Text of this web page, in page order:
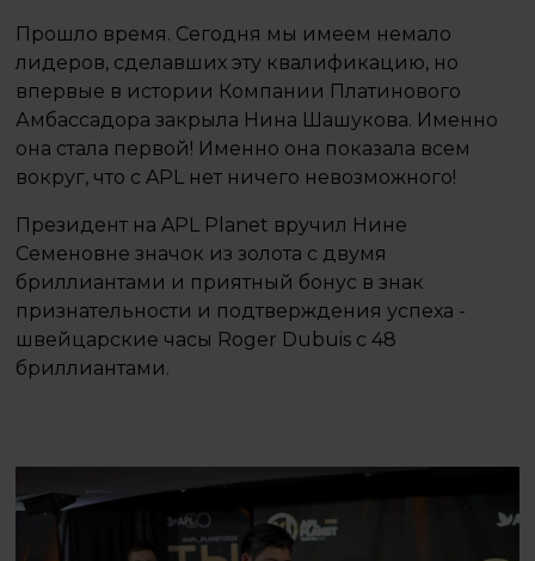
Прошло время. Сегодня мы имеем немало
лидеров, сделавших эту квалификацию, но
впервые в истории Компании Платинового
Амбассадора закрыла Нина Шашукова. Именно
она стала первой! Именно она показала всем
вокруг, что с APL нет ничего невозможного!
Президент на APL Planet вручил Нине
Семеновне значок из золота с двумя
бриллиантами и приятный бонус в знак
признательности и подтверждения успеха -
швейцарские часы Roger Dubuis с 48
бриллиантами.